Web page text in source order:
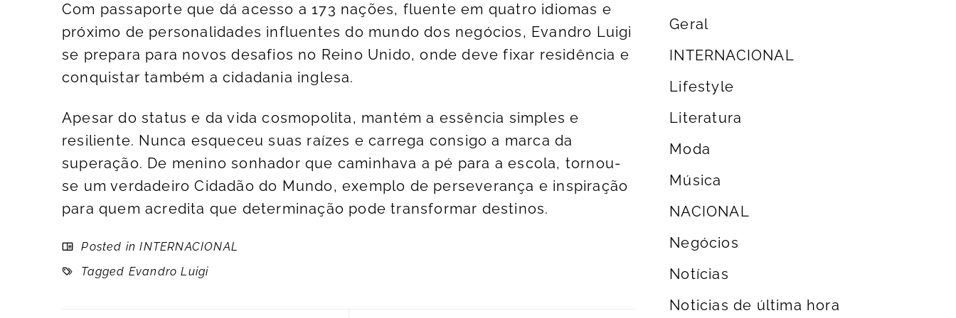
Com passaporte que dá acesso a 173 nações, fluente em quatro idiomas e
próximo de personalidades influentes do mundo dos negócios, Evandro Luigi
se prepara para novos desafios no Reino Unido, onde deve fixar residência e
conquistar também a cidadania inglesa.
Apesar do status e da vida cosmopolita, mantém a essência simples e
resiliente. Nunca esqueceu suas raízes e carrega consigo a marca da
superação. De menino sonhador que caminhava a pé para a escola, tornou-
se um verdadeiro Cidadão do Mundo, exemplo de perseverança e inspiração
para quem acredita que determinação pode transformar destinos.
Posted inINTERNACIONAL
Tagged Evandro Luigi
Geral
INTERNACIONAL
Lifestyle
Literatura
Moda
Música
NACIONAL
Negócios
Notícias
Noticias de última hora